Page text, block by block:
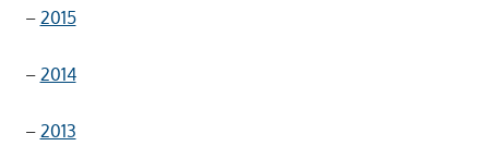
– 2015
– 2014
– 2013